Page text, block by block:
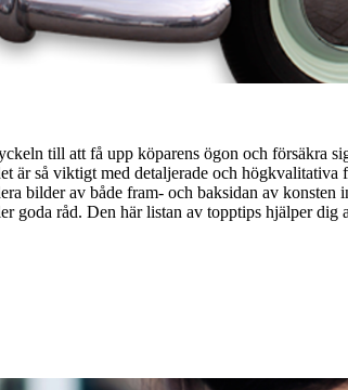
till att få upp köparens ögon och försäkra
så viktigt med detaljerade och
av både fram- och baksidan av konsten
goda råd. Den här listan av topptips hjälper